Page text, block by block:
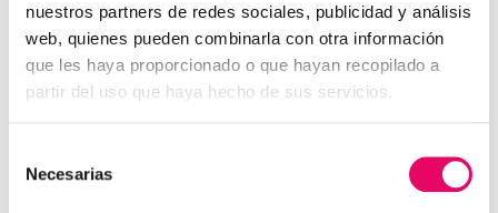
nuestros partners de redes sociales, publicidad y análisis
web, quienes pueden combinarla con otra información
que les haya proporcionado o que hayan recopilado a
partir del uso que haya hecho de sus servicios.
Necesarias
Amianto responsabilidad empresarial
ESPECIALES SL y COFIVACASA SAU la suma de